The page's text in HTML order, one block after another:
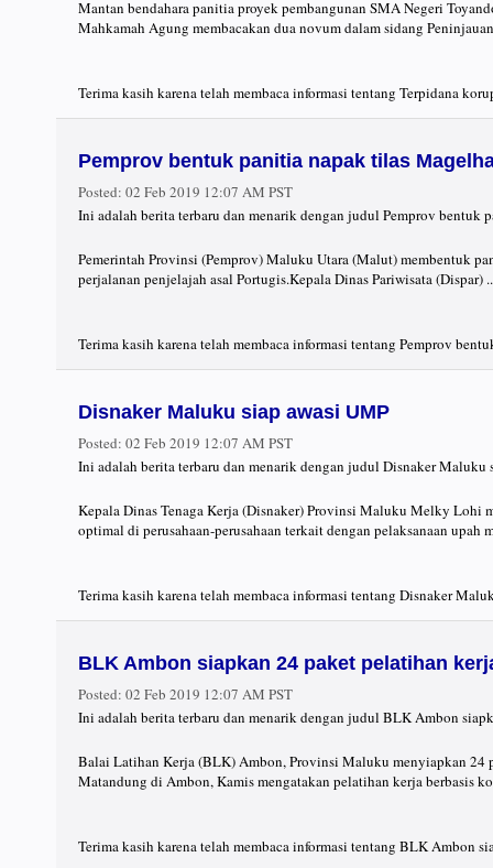
Mantan bendahara panitia proyek pembangunan SMA Negeri
Mahkamah Agung membacakan dua novum dalam sidang
Terima kasih karena telah membaca informasi tentang Terpidana
Pemprov bentuk panitia napak tilas
Posted: 02 Feb 2019 12:07 AM PST
Ini adalah berita terbaru dan menarik dengan judul Pemprov
Pemerintah Provinsi (Pemprov) Maluku Utara (Malut) membentuk
perjalanan penjelajah asal Portugis.Kepala Dinas Pariwisata (Dispar)
Terima kasih karena telah membaca informasi tentang Pemprov
Disnaker Maluku siap awasi UMP
Posted: 02 Feb 2019 12:07 AM PST
Ini adalah berita terbaru dan menarik dengan judul Disnaker
Kepala Dinas Tenaga Kerja (Disnaker) Provinsi Maluku Melky Lohi
optimal di perusahaan-perusahaan terkait dengan pelaksanaan upah
Terima kasih karena telah membaca informasi tentang Disnaker
BLK Ambon siapkan 24 paket pelatihan
Posted: 02 Feb 2019 12:07 AM PST
Ini adalah berita terbaru dan menarik dengan judul BLK Ambon
Balai Latihan Kerja (BLK) Ambon, Provinsi Maluku menyiapkan
Matandung di Ambon, Kamis mengatakan pelatihan kerja berbasis
Terima kasih karena telah membaca informasi tentang BLK Ambon